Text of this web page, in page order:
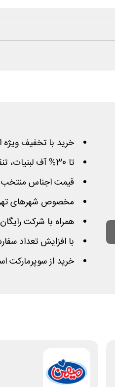
خرید با تخفیف
تا 30% آف لبنیات، تنقلات، نوشیدنی، خواروبار و نان و..
قیمت اجناس منتخب
مخصوص شهرهای
همراه با شرکت
با افزایش تعداد
خرید از سوپرمارکت